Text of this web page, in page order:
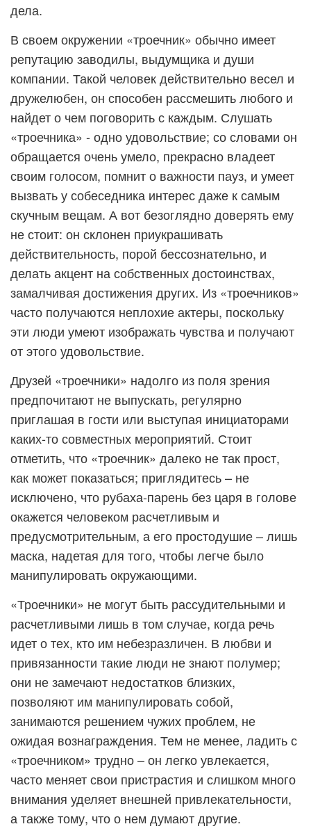
дела.
В своем окружении «троечник» обычно имеет
репутацию заводилы, выдумщика и души
компании. Такой человек действительно весел и
дружелюбен, он способен рассмешить любого и
найдет о чем поговорить с каждым. Слушать
«троечника» - одно удовольствие; со словами он
обращается очень умело, прекрасно владеет
своим голосом, помнит о важности пауз, и умеет
вызвать у собеседника интерес даже к самым
скучным вещам. А вот безоглядно доверять ему
не стоит: он склонен приукрашивать
действительность, порой бессознательно, и
делать акцент на собственных достоинствах,
замалчивая достижения других. Из «троечников»
часто получаются неплохие актеры, поскольку
эти люди умеют изображать чувства и получают
от этого удовольствие.
Друзей «троечники» надолго из поля зрения
предпочитают не выпускать, регулярно
приглашая в гости или выступая инициаторами
каких-то совместных мероприятий. Стоит
отметить, что «троечник» далеко не так прост,
как может показаться; приглядитесь – не
исключено, что рубаха-парень без царя в голове
окажется человеком расчетливым и
предусмотрительным, а его простодушие – лишь
маска, надетая для того, чтобы легче было
манипулировать окружающими.
«Троечники» не могут быть рассудительными и
расчетливыми лишь в том случае, когда речь
идет о тех, кто им небезразличен. В любви и
привязанности такие люди не знают полумер;
они не замечают недостатков близких,
позволяют им манипулировать собой,
занимаются решением чужих проблем, не
ожидая вознаграждения. Тем не менее, ладить с
«троечником» трудно – он легко увлекается,
часто меняет свои пристрастия и слишком много
внимания уделяет внешней привлекательности,
а также тому, что о нем думают другие.